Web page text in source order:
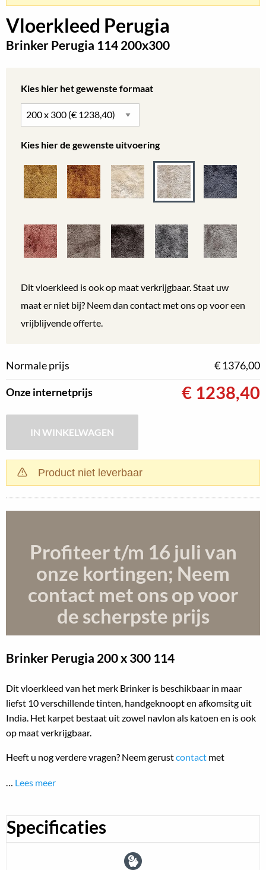
Vloerkleed Perugia
Brinker Perugia 114 200x300
Kies hier het gewenste formaat
Kies hier de gewenste uitvoering
Dit vloerkleed is ook op maat verkrijgbaar. Staat uw
maat er niet bij? Neem dan contact met ons op voor een
vrijblijvende offerte.
Normale prijs € 1376,00
Onze internetprijs € 1238,40
Product niet leverbaar
Profiteer t/m 16 juli van
onze kortingen; Neem
contact met ons op voor
de scherpste prijs
Brinker Perugia 200 x 300 114
Dit vloerkleed van het merk Brinker is beschikbaar in maar
liefst 10 verschillende tinten, handgeknoopt en afkomsitg uit
India. Het karpet bestaat uit zowel navlon als katoen en is ook
op maat verkrijgbaar.
Heeft u nog verdere vragen? Neem gerustcontact met
Lees meer
Specificaties